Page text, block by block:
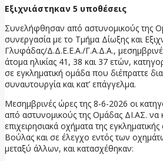
Εξιχνιάστηκαν 5 υποθέσεις
Συνελήφθησαν από αστυνομικούς της
συνεργασία με το Τμήμα Δίωξης και
Γλυφάδας/Δ.Δ.Ε.Ε.Α./Γ.Α.Δ.Α.,
άτομα ηλικίας 41, 38 και 37 ετών,
σε εγκληματική ομάδα που διέπραττε
συναυτουργία και κατ’ επάγγελμα.
Μεσημβρινές ώρες της 8-6-2026 οι
από αστυνομικούς της Ομάδας ΔΙ.ΑΣ. να
επιχειρησιακά οχήματα της
Βούλας και σε έλεγχο εντός των
μεταξύ άλλων, και κατασχέθηκαν: